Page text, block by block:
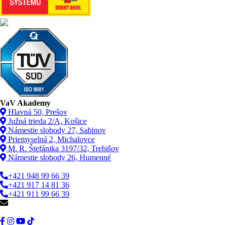
VaV Akademy
Hlavná 50, Prešov
Južná trieda 2/A, Košice
Námestie slobody 27, Sabinov
Priemyselná 2, Michalovce
M. R. Štefánika 3197/32, Trebišov
Námestie slobody 26, Humenné
+421 948 99 66 39
+421 917 14 81 36
+421 911 99 66 39